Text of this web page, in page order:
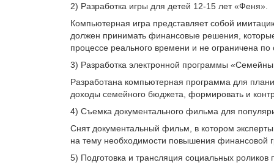
2) Разработка игры для детей 12-15 лет «Феня».
Компьютерная игра представляет собой
должен принимать финансовые решения,
процессе реального времени и не ограничена по
3) Разработка электронной программы
Разработана компьютерная программа для
доходы семейного бюджета, формировать и
4) Съемка документального фильма для
Снят документальный фильм, в котором
на тему необходимости повышения финансовой
5) Подготовка и трансляция социальных